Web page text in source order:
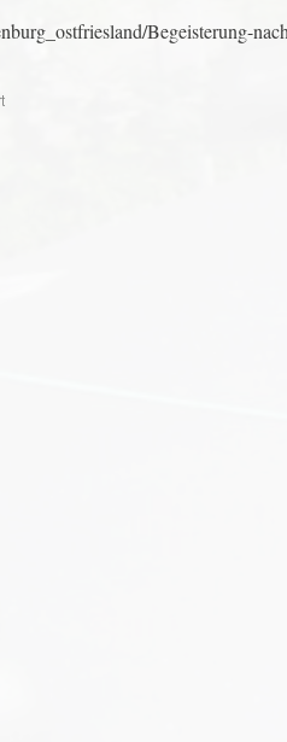
Begeisterung-